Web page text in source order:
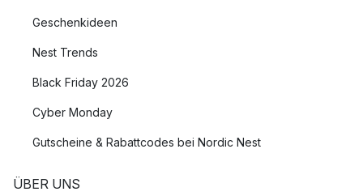
Geschenkideen
Nest Trends
Black Friday 2026
Cyber Monday
Gutscheine & Rabattcodes bei Nordic Nest
ÜBER UNS